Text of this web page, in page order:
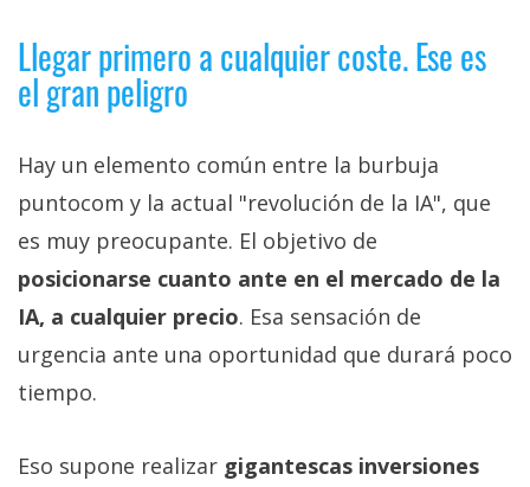
Llegar primero a cualquier coste. Ese es
el gran peligro
Hay un elemento común entre la burbuja
puntocom y la actual "revolución de la IA", que
es muy preocupante. El objetivo de
posicionarse cuanto ante en el mercado de la
IA, a cualquier precio. Esa sensación de
urgencia ante una oportunidad que durará poco
tiempo.
Eso supone realizar gigantescas inversiones